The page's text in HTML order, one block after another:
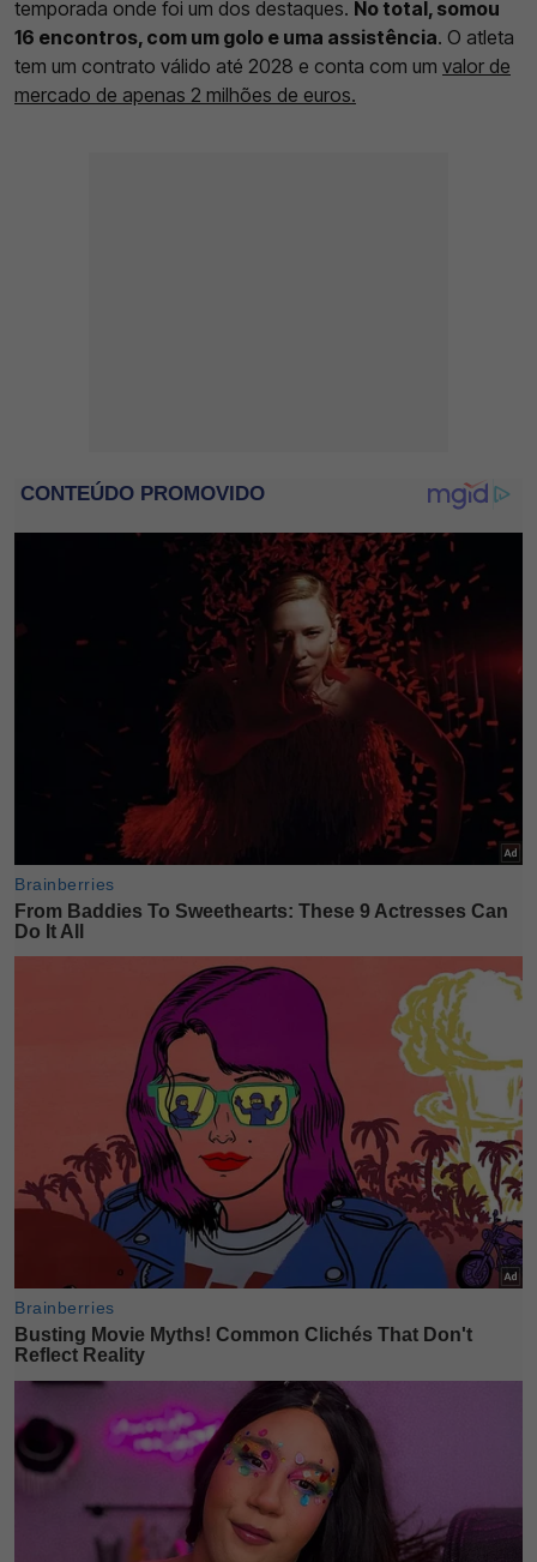
temporada onde foi um dos destaques. No total, somou
16 encontros, com um golo e uma assistência. O atleta
tem um contrato válido até 2028 e conta com um valor de
mercado de apenas 2 milhões de euros.